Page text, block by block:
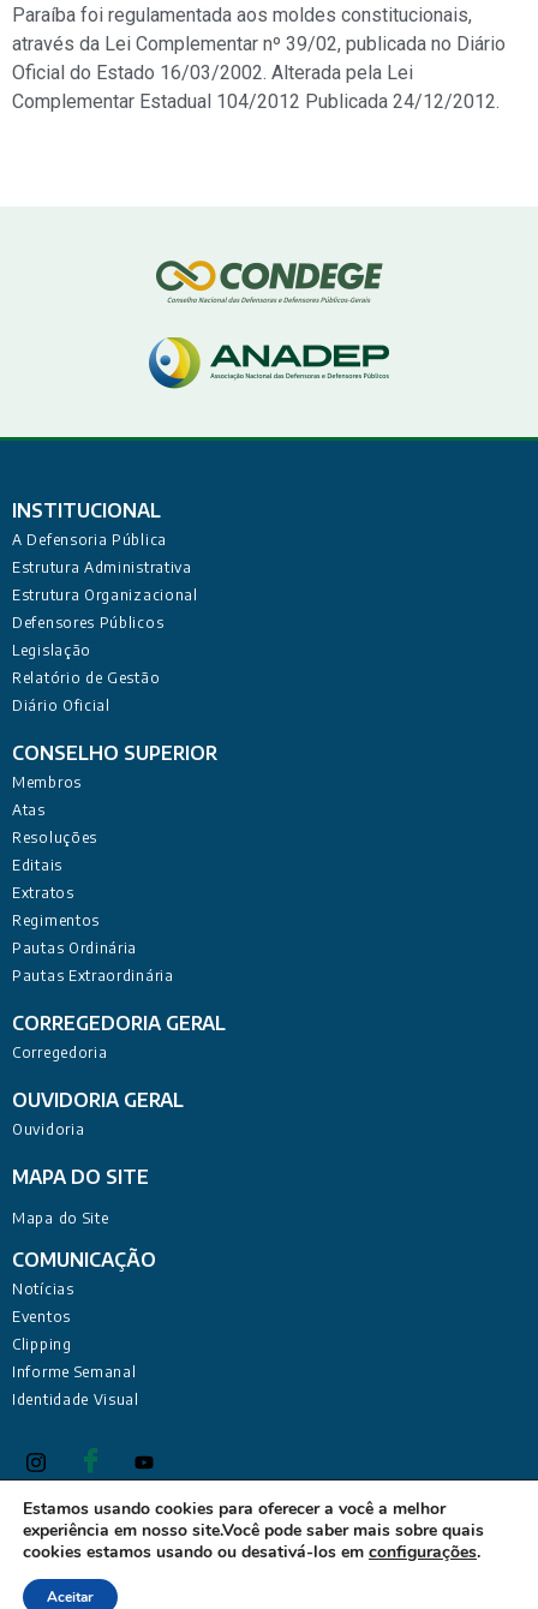
Paraíba foi regulamentada aos moldes constitucionais,
através da Lei Complementar nº 39/02, publicada no Diário
Oficial do Estado 16/03/2002. Alterada pela Lei
Complementar Estadual 104/2012 Publicada 24/12/2012.
INSTITUCIONAL
A Defensoria Pública
Estrutura Administrativa
Estrutura Organizacional
Defensores Públicos
Legislação
Relatório de Gestão
Diário Oficial
CONSELHO SUPERIOR
Membros
Atas
Resoluções
Editais
Extratos
Regimentos
Pautas Ordinária
Pautas Extraordinária
CORREGEDORIA GERAL
Corregedoria
OUVIDORIA GERAL
Ouvidoria
MAPA DO SITE
Mapa do Site
COMUNICAÇÃO
Notícias
Eventos
Clipping
Informe Semanal
Identidade Visual
Defensoria Pública do Estado da Paraíba Sede Administrativa:
Rua Deputado Barreto Sobrinho, 168 - Tambiá, João Pessoa -
Estamos usando cookies para oferecer a você a melhor
experiência em nosso site.Você pode saber mais sobre quais
cookies estamos usando ou desativá-los em configurações.
Aceitar